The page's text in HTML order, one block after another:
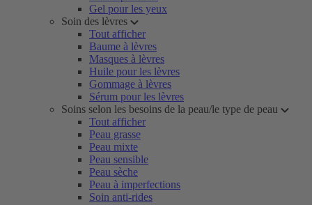
Gel pour les yeux
Soin des lèvres
Tout afficher
Baume à lèvres
Masques à lèvres
Huile pour les lèvres
Gommage à lèvres
Sérum pour les lèvres
Soins selon les besoins de la peau/le type de peau
Tout afficher
Peau grasse
Peau mixte
Peau sensible
Peau sèche
Peau à imperfections
Soin anti-rides